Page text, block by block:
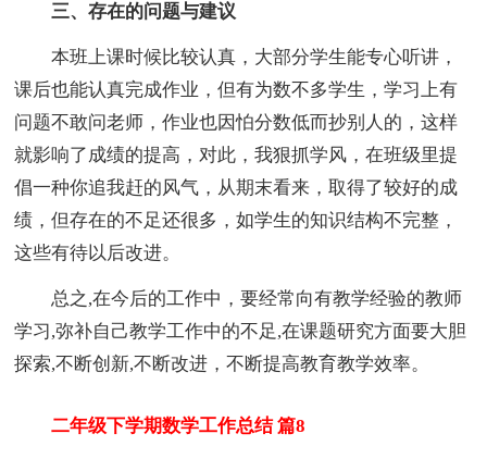
三、存在的问题与建议
本班上课时候比较认真，大部分学生能专心听讲，
课后也能认真完成作业，但有为数不多学生，学习上有
问题不敢问老师，作业也因怕分数低而抄别人的，这样
就影响了成绩的提高，对此，我狠抓学风，在班级里提
倡一种你追我赶的风气，从期末看来，取得了较好的成
绩，但存在的不足还很多，如学生的知识结构不完整，
这些有待以后改进。
总之,在今后的工作中，要经常向有教学经验的教师
学习,弥补自己教学工作中的不足,在课题研究方面要大胆
探索,不断创新,不断改进，不断提高教育教学效率。
二年级下学期数学工作总结 篇8